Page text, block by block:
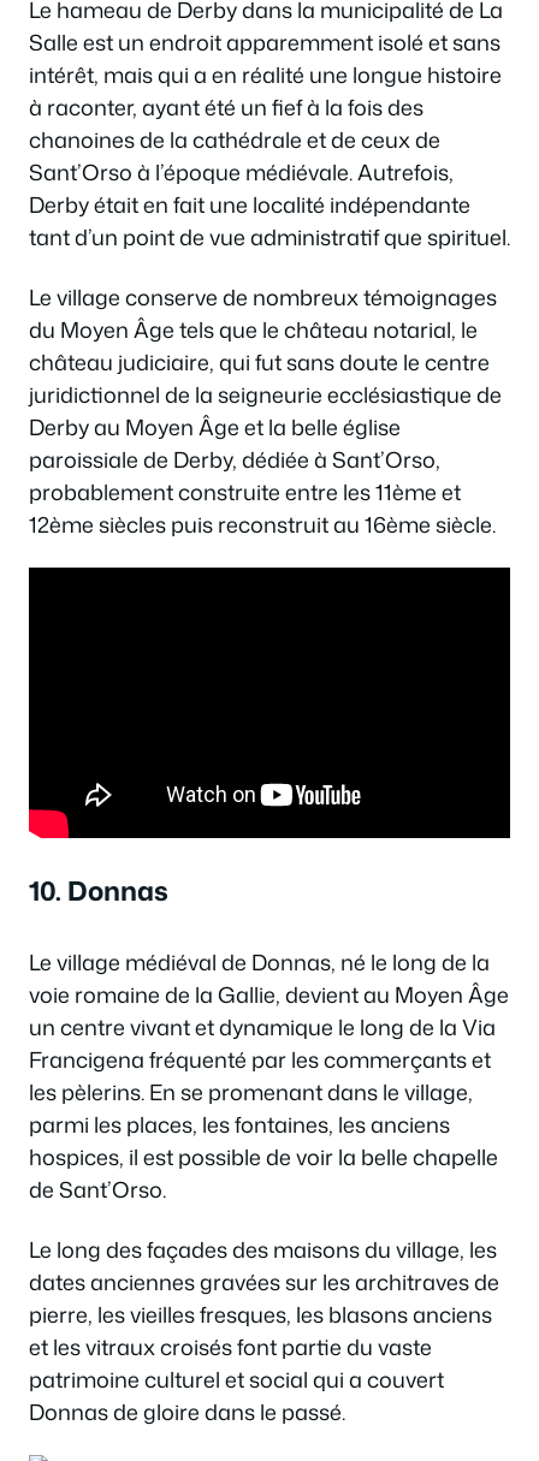
Le hameau de Derby dans la municipalité de La
Salle est un endroit apparemment isolé et sans
intérêt, mais qui a en réalité une longue histoire
à raconter, ayant été un fief à la fois des
chanoines de la cathédrale et de ceux de
Sant’Orso à l’époque médiévale. Autrefois,
Derby était en fait une localité indépendante
tant d’un point de vue administratif que spirituel.
Le village conserve de nombreux témoignages
du Moyen Âge tels que le château notarial, le
château judiciaire, qui fut sans doute le centre
juridictionnel de la seigneurie ecclésiastique de
Derby au Moyen Âge et la belle église
paroissiale de Derby, dédiée à Sant’Orso,
probablement construite entre les 11ème et
12ème siècles puis reconstruit au 16ème siècle.
10. Donnas
Le village médiéval de Donnas, né le long de la
voie romaine de la Gallie, devient au Moyen Âge
un centre vivant et dynamique le long de la Via
Francigena fréquenté par les commerçants et
les pèlerins. En se promenant dans le village,
parmi les places, les fontaines, les anciens
hospices, il est possible de voir la belle chapelle
de Sant’Orso.
Le long des façades des maisons du village, les
dates anciennes gravées sur les architraves de
pierre, les vieilles fresques, les blasons anciens
et les vitraux croisés font partie du vaste
patrimoine culturel et social qui a couvert
Donnas de gloire dans le passé.